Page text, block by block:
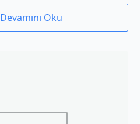
Devamını Oku